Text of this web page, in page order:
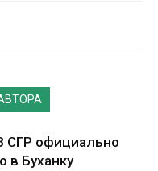
СГР официально
в Буханку